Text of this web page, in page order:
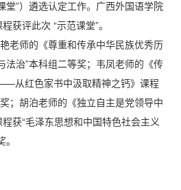
堂”）遴选认定工作。广西外国语学院
获评此次 “示范课堂”。
老师的《尊重和传承中华民族优秀历
法治”本科组二等奖；韦凤老师的《传
从红色家书中汲取精神之钙》课程
；胡泊老师的《独立自主是党领导中
获“毛泽东思想和中国特色社会主义